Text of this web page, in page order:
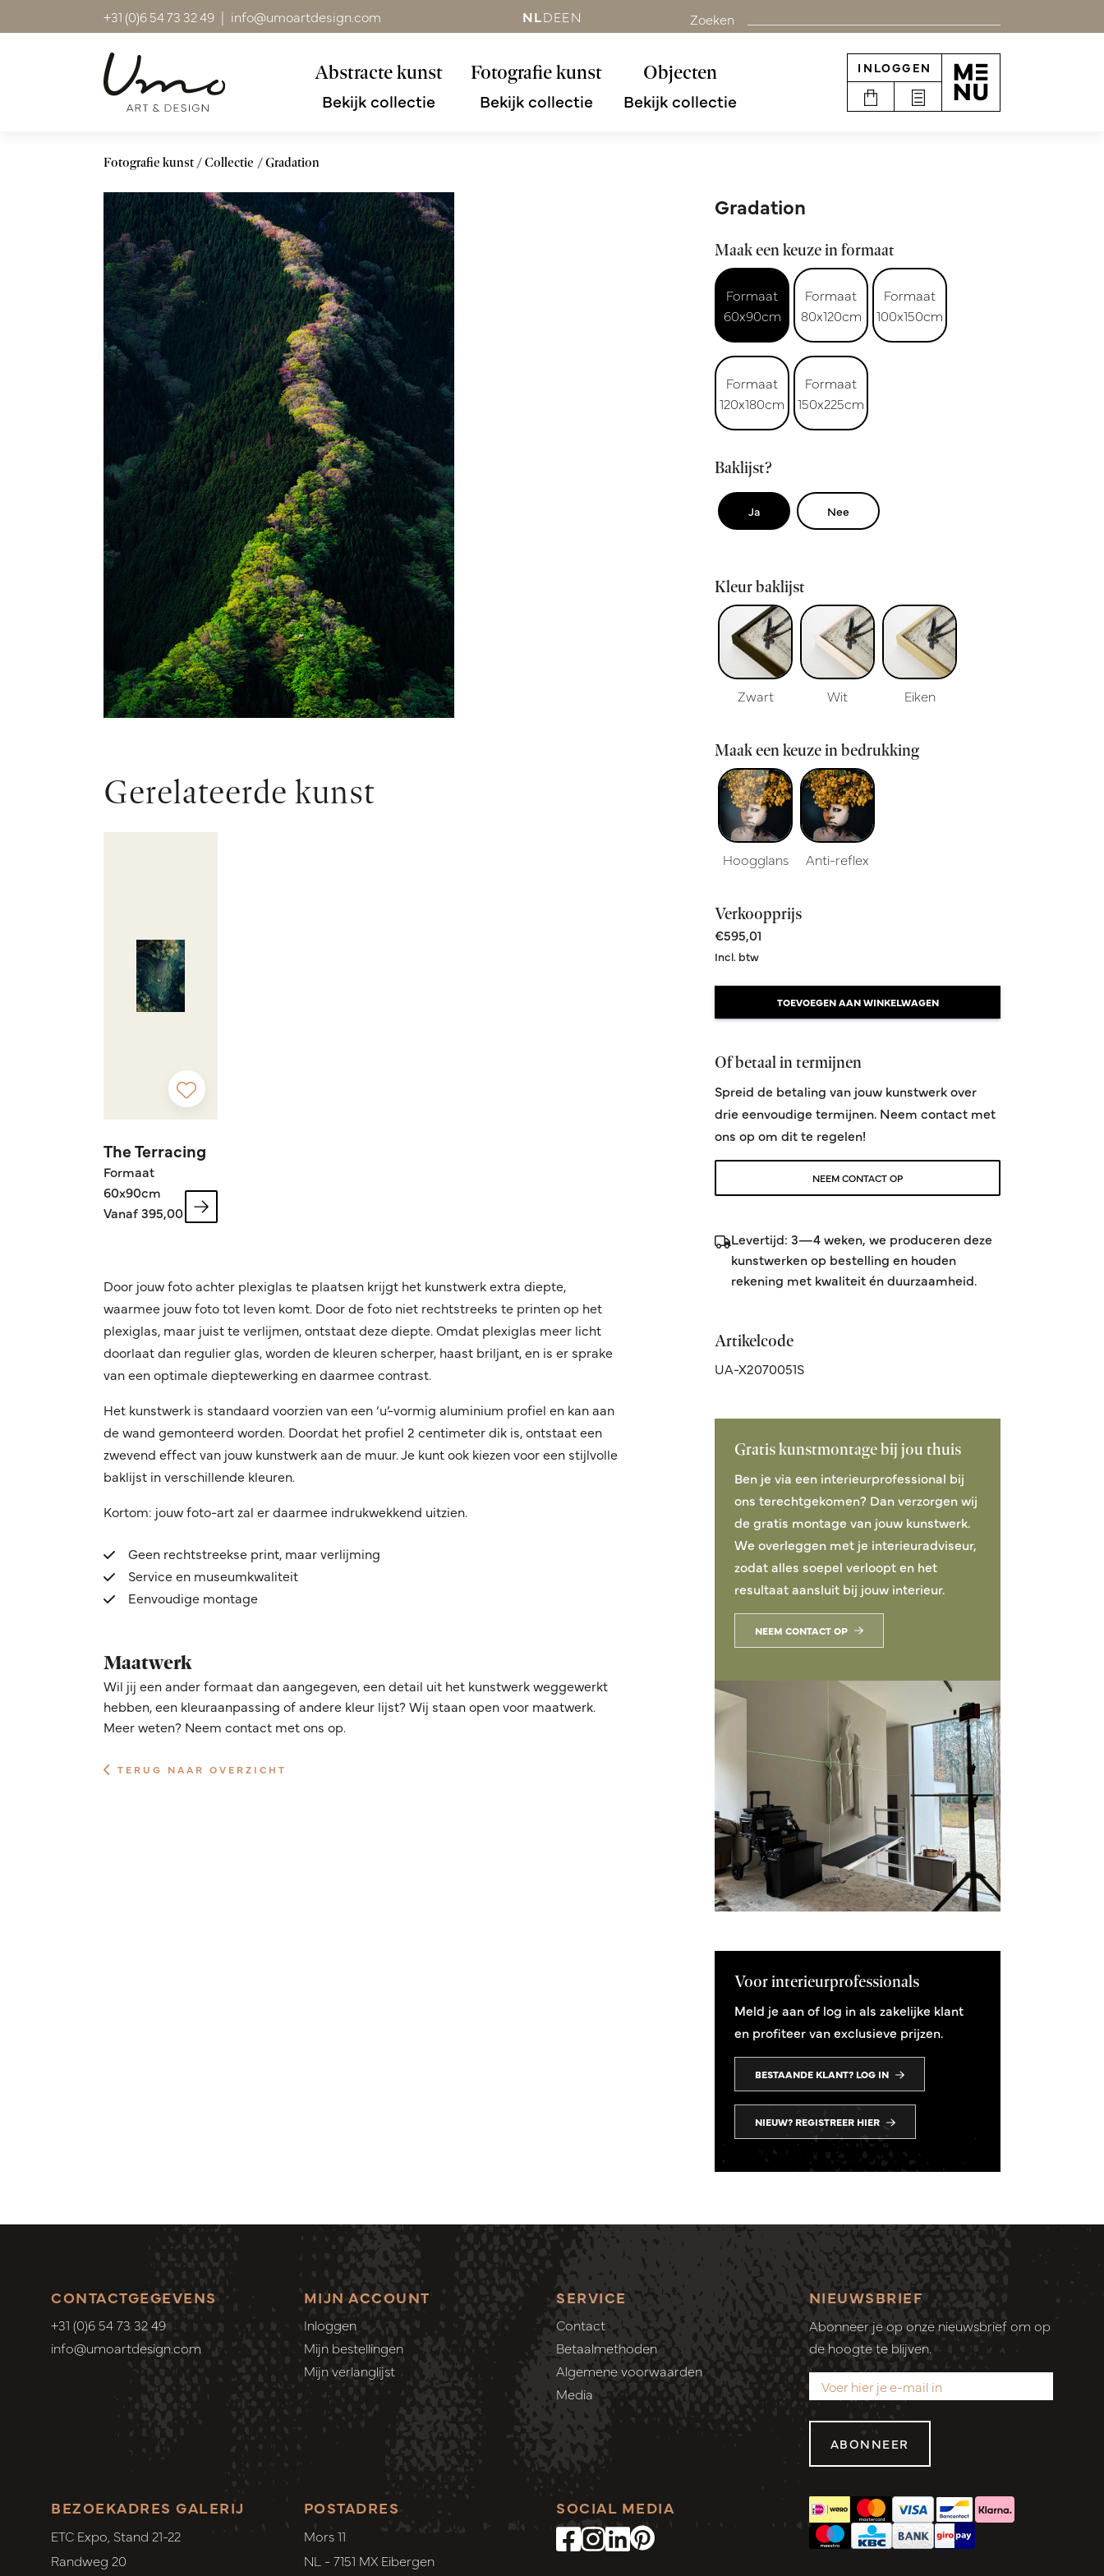
+31 (0)6 54 73 32 49 | info@umoartdesign.com NLDEEN Zoeken
Abstracte kunst
Bekijk collectie
Fotografie kunst
Bekijk collectie
Objecten
Bekijk collectie
INLOGGEN
Fotografie kunst Collectie Gradation
Gerelateerde kunst
The Terracing
Formaat
60x90cm
Vanaf 395,00
Door jouw foto achter plexiglas te plaatsen krijgt het kunstwerk extra diepte,
waarmee jouw foto tot leven komt. Door de foto niet rechtstreeks te printen op het
plexiglas, maar juist te verlijmen, ontstaat deze diepte. Omdat plexiglas meer licht
doorlaat dan regulier glas, worden de kleuren scherper, haast briljant, en is er sprake
van een optimale dieptewerking en daarmee contrast.
Het kunstwerk is standaard voorzien van een ‘u’-vormig aluminium profiel en kan aan
de wand gemonteerd worden. Doordat het profiel 2 centimeter dik is, ontstaat een
zwevend effect van jouw kunstwerk aan de muur. Je kunt ook kiezen voor een stijlvolle
baklijst in verschillende kleuren.
Kortom: jouw foto-art zal er daarmee indrukwekkend uitzien.
Geen rechtstreekse print, maar verlijming
Service en museumkwaliteit
Eenvoudige montage
Maatwerk
Wil jij een ander formaat dan aangegeven, een detail uit het kunstwerk weggewerkt
hebben, een kleuraanpassing of andere kleur lijst? Wij staan open voor maatwerk.
Meer weten? Neem contact met ons op.
TERUG NAAR OVERZICHT
Gradation
Maak een keuze in formaat
Formaat
60x90cm
Formaat
80x120cm
Formaat
100x150cm
Formaat
120x180cm
Formaat
150x225cm
Baklijst?
Ja Nee
Kleur baklijst
Zwart Wit Eiken
Maak een keuze in bedrukking
Hoogglans Anti-reflex
Verkoopprijs
€595,01
Incl. btw
TOEVOEGEN AAN WINKELWAGEN
Of betaal in termijnen
Spreid de betaling van jouw kunstwerk over
drie eenvoudige termijnen. Neem contact met
ons op om dit te regelen!
NEEM CONTACT OP
Levertijd: 3—4 weken, we produceren deze
kunstwerken op bestelling en houden
rekening met kwaliteit én duurzaamheid.
Artikelcode
UA-X2070051S
Gratis kunstmontage bij jou thuis
Ben je via een interieurprofessional bij
ons terechtgekomen? Dan verzorgen wij
de gratis montage van jouw kunstwerk.
We overleggen met je interieuradviseur,
zodat alles soepel verloopt en het
resultaat aansluit bij jouw interieur.
NEEM CONTACT OP
Voor interieurprofessionals
Meld je aan of log in als zakelijke klant
en profiteer van exclusieve prijzen.
BESTAANDE KLANT? LOG IN
NIEUW? REGISTREER HIER
CONTACTGEGEVENS
+31 (0)6 54 73 32 49
info@umoartdesign.com
MIJN ACCOUNT
Inloggen
Mijn bestellingen
Mijn verlanglijst
SERVICE
Contact
Betaalmethoden
Algemene voorwaarden
Media
SOCIAL MEDIA
POSTADRES
Mors 11
NL - 7151 MX Eibergen
BEZOEKADRES GALERIJ
ETC Expo, Stand 21-22
Randweg 20
NIEUWSBRIEF
Abonneer je op onze nieuwsbrief om op
de hoogte te blijven.
ABONNEER